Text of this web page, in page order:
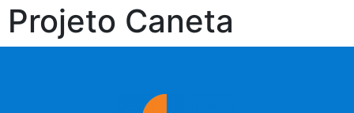
Projeto Caneta